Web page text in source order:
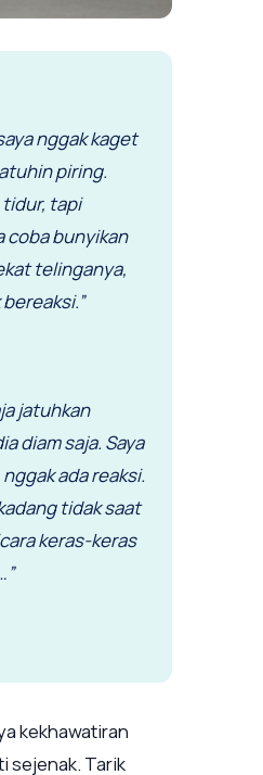
nggak kaget
piring.
tidur, tapi
coba bunyikan
telinganya,
jatuhkan
diam saja. Saya
ada reaksi.
tidak saat
keras-keras
kekhawatiran
sejenak. Tarik